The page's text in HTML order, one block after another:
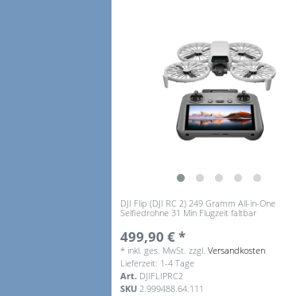
DJI Flip (DJI RC 2) 249 Gramm All-in-One
Selfiedrohne 31 Min Flugzeit faltbar
499,90 € *
* inkl. ges. MwSt. zzgl.Versandkosten
Lieferzeit: 1-4 Tage
Art. DJIFLIPRC2
SKU2.999488.64.111